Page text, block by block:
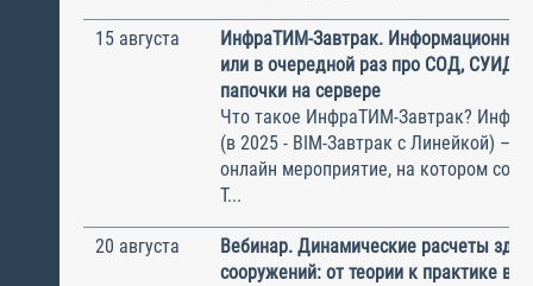
15 августа
ИнфраТИМ-Завтрак.
или в очередной раз про СОД, СУИД и
папочки на сервере
Что такое ИнфраТИМ-Завтрак?
(в 2025 - BIM-Завтрак с Линейкой) –
онлайн мероприятие, на котором
Т...
20 августа
Вебинар. Динамические расчеты
сооружений: от теории к практике в